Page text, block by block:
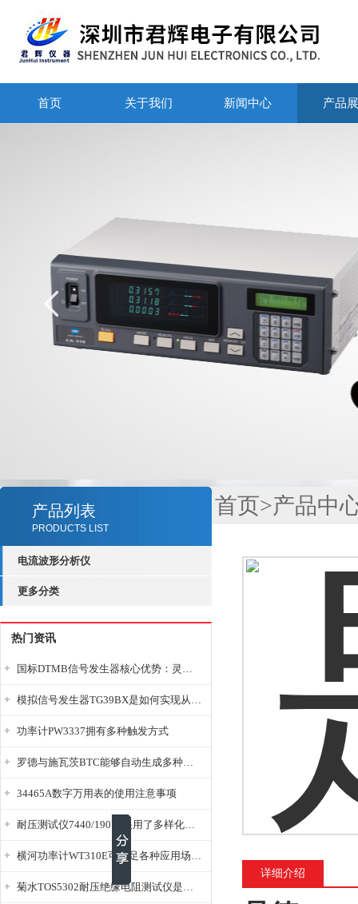
首页 关于我们 新闻中心 产品
产品列表
PRODUCTS LIST
电流波形分析仪
更多分类
热门资讯
国标DTMB信号发生器核心优势：灵活性与准确性的结合
模拟信号发生器TG39BX是如何实现从直流到交流的波形转换?
功率计PW3337拥有多种触发方式
罗德与施瓦茨BTC能够自动生成多种音视频信号
34465A数字万用表的使用注意事项
耐压测试仪7440/19073采用了多样化的功能设计
横河功率计WT310E可满足各种应用场景的需求
菊水TOS5302耐压绝缘电阻测试仪是种重要的电气安全检测设备
首页>产品中
详细介绍